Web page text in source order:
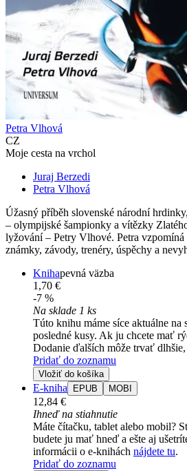
Petra Vlhová
CZ
Moje cesta na vrchol
Juraj Berzedi
Petra Vlhová
Úžasný příběh slovenské národní
– olympijské šampionky a vítězky
lyžování – Petry Vlhové. Petra
známky, závody, trenéry, úspěchy a
Knihapevná väzba
1,70 €
-7 %
Na sklade 1 ks
Túto knihu máme síce aktuálne na
posledné kusy. Ak ju chcete mať
Dodanie ďalších môže trvať
Pridať do zoznamu
Vložiť do košíka
E-kniha EPUB MOBI
12,84 €
Ihneď na stiahnutie
Máte čítačku, tablet alebo mobil?
budete ju mať hneď a ešte aj
informácii o e-knihách nájdete tu.
Pridať do zoznamu